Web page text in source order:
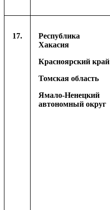
17.
Республика
Хакасия
Красноярский край
Томская область
Ямало-Ненецкий
автономный округ